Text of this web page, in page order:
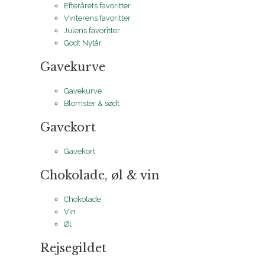
Efterårets favoritter
Vinterens favoritter
Julens favoritter
Godt Nytår
Gavekurve
Gavekurve
Blomster & sødt
Gavekort
Gavekort
Chokolade, øl & vin
Chokolade
Vin
Øl
Rejsegildet